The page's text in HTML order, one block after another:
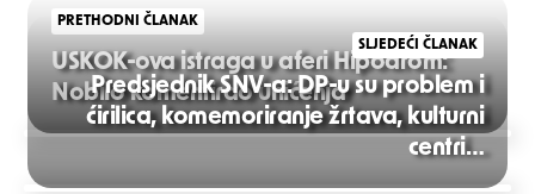
Post
navigation
PRETHODNI ČLANAK
USKOK-ova istraga u aferi Hipodrom:
Nobilo komentirao uhićenja
SLJEDEĆI ČLANAK
Predsjednik SNV-a: DP-u su problem i
ćirilica, komemoriranje žrtava, kulturni
centri…